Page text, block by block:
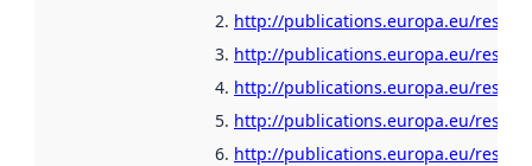
http://publications.europa.eu/
http://publications.europa.eu/
http://publications.europa.eu/
http://publications.europa.eu/
http://publications.europa.eu/